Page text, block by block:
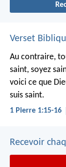
Verset
Au contraire,
saint, soyez
voici ce que
suis saint.
1 Pierre 1:15-16
Recevoir